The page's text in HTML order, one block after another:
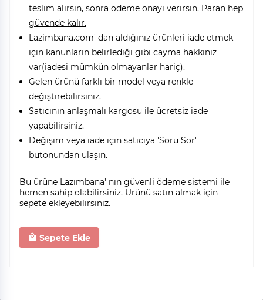
teslim alırsın, sonra ödeme onayı verirsin. Paran hep
güvende kalır.
Lazimbana.com' dan aldığınız ürünleri iade etmek
için kanunların belirlediği gibi cayma hakkınız
var(iadesi mümkün olmayanlar hariç).
Gelen ürünü farklı bir model veya renkle
değiştirebilirsiniz.
Satıcının anlaşmalı kargosu ile ücretsiz iade
yapabilirsiniz.
Değişim veya iade için satıcıya 'Soru Sor'
butonundan ulaşın.
Bu ürüne Lazımbana' nın güvenli ödeme sistemi ile
hemen sahip olabilirsiniz. Ürünü satın almak için
sepete ekleyebilirsiniz.
Sepete Ekle